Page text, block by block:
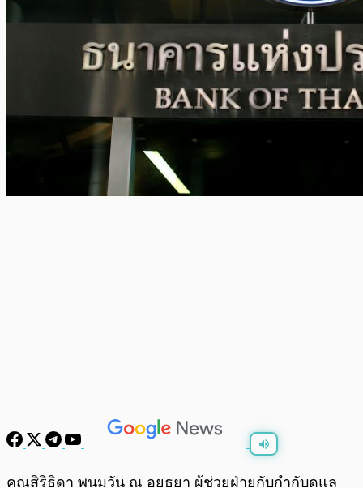
พร้อมเล่น 0:00 /
คุณสิริธิดา พนมวัน ณ อยุธยา ผู้ช่วยฝ่ายกับกำกับดูแล